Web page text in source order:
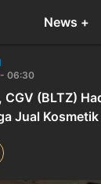
News +
- 06:30
(BLTZ)
Jual Kosmetik